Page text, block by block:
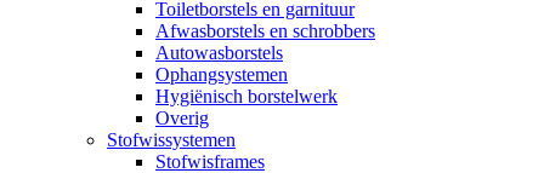
Toiletborstels en garnituur
Afwasborstels en schrobbers
Autowasborstels
Ophangsystemen
Hygiënisch borstelwerk
Overig
Stofwissystemen
Stofwisframes